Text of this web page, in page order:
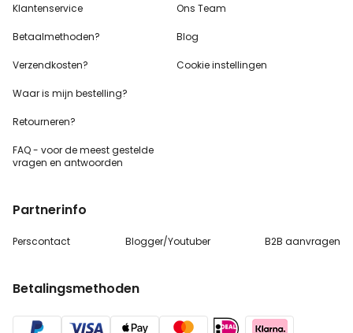
Klantenservice
Betaalmethoden?
Verzendkosten?
Waar is mijn bestelling?
Retourneren?
FAQ - voor demeest gestelde
vragen en antwoorden
Ons Team
Blog
Cookie instellingen
Partnerinfo
Perscontact Blogger/Youtuber B2B aanvragen
Betalingsmethoden